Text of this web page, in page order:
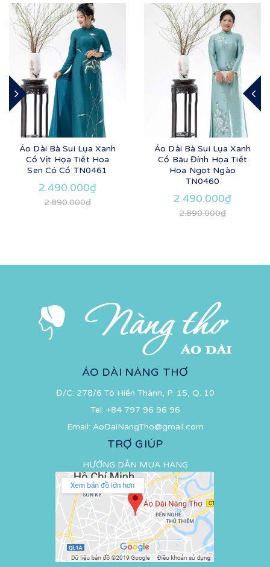
Áo Dài Bà Sui Lụa Xanh
Cổ Vịt Họa Tiết Hoa
Sen Có Cổ TN0461
2.490.000₫
2.890.000₫
Áo Dài Bà Sui Lụa Xanh
Cổ Bâu Đính Họa Tiết
Hoa Ngọt Ngào
TN0460
2.490.000₫
2.890.000₫
ÁO DÀI NÀNG THƠ
Đ/C: 278/6 Tô Hiến Thành, P. 15, Q. 10
Tel: +84 797 96 96 96
Email: AoDaiNangTho@gmail.com
TRỢ GIÚP
HƯỚNG DẪN MUA HÀNG